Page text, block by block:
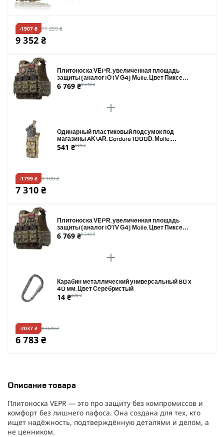
Описание товара
Плитоноска VEPR — это про защиту без компромиссов и
комфорт без лишнего пафоса. Она создана для тех, кто
ищет надёжность, подтверждённую деталями и делом, а
не ценником.
-1907 ₴ 11 259 ₴
9 352 ₴
Плитоноска VEPR, увеличенная площадь
защиты (аналог IOTV G4) Molle. Цвет Пиксель.
Размер L
6 769 ₴8 540 ₴
Одинарный пластиковый подсумок под
магазины AK\AR. Cordura 1000D. Molle.
Пиксель
541 ₴569 ₴
-1799 ₴ 9 109 ₴
7 310 ₴
Плитоноска VEPR, увеличенная площадь
защиты (аналог IOTV G4) Molle. Цвет Пиксель.
Размер L
6 769 ₴8 540 ₴
Карабин металлический универсальный 80 х
40 мм. Цвет Серебристый
14 ₴280 ₴
-2037 ₴ 8 820 ₴
6 783 ₴